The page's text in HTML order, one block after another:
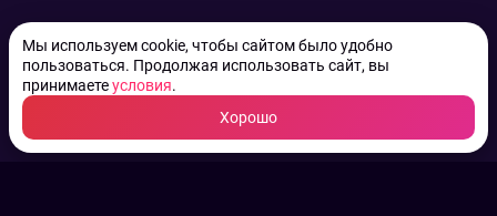
Мы используем cookie, чтобы сайтом было удобно
пользоваться. Продолжая использовать сайт, вы
принимаетеусловия.
Хорошо